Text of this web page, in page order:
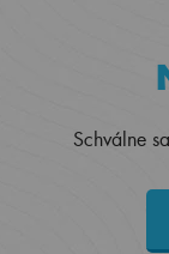
Schválne sa